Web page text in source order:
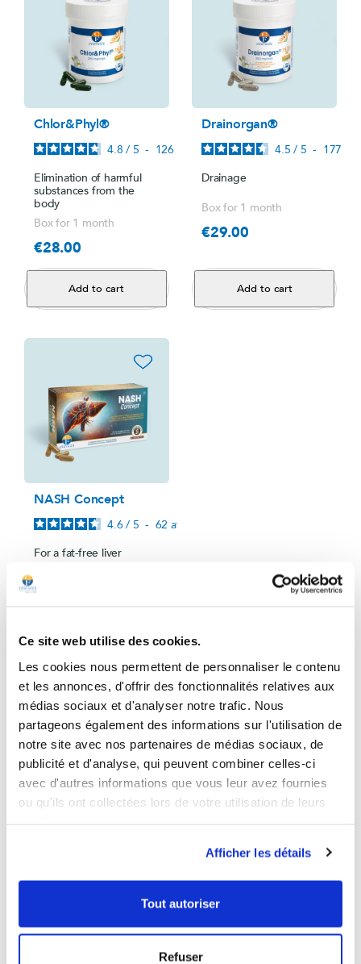
Ce site web utilise des cookies.
Les cookies nous permettent de personnaliser le contenu
et les annonces, d'offrir des fonctionnalités relatives aux
médias sociaux et d'analyser notre trafic. Nous
partageons également des informations sur l'utilisation de
notre site avec nos partenaires de médias sociaux, de
publicité et d'analyse, qui peuvent combiner celles-ci
avec d'autres informations que vous leur avez fournies
ou qu'ils ont collectées lors de votre utilisation de leurs
Afficher les détails
Tout autoriser
Refuser
Chlor&Phyl®
4.8 / 5 - 126
Elimination of harmful
substances from the
body
Box for 1 month
Price
€28.00
Add to cart
Drainorgan®
4.5 / 5 - 177
Drainage
Box for 1 month
Price
€29.00
Add to cart
favorite_border
NASH Concept
4.6 / 5 - 62avis
For a fat-free liver
Box for 1 month
Add to cart
"Réassurance")